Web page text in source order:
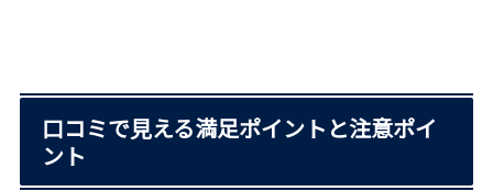
口コミで見える満足ポイントと注意ポイ
ント